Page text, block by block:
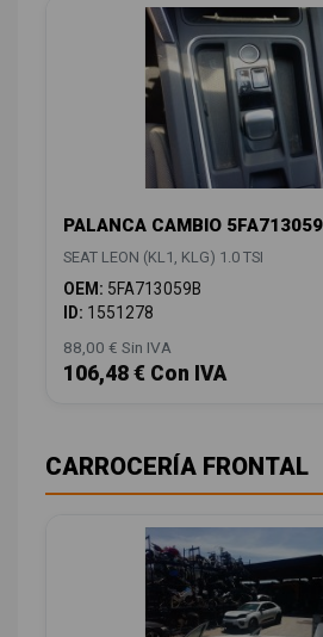
PALANCA CAMBIO
SEAT LEON (KL1, KLG) 1.0 TSI
OEM: 5FA713059B
ID: 1551278
88,00 € Sin IVA
106,48 € Con IVA
CARROCERÍA FRONTAL